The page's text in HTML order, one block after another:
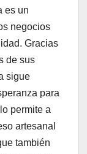
es un
negocios
Gracias
de sus
sigue
para
permite a
artesanal
también